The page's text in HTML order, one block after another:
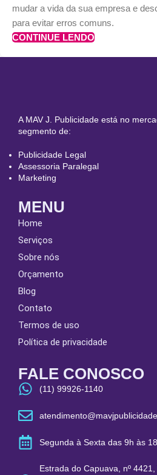
mudar a vida da sua empresa e
para evitar erros comuns.
CONTINUE LENDO
A MAV J. Publicidade está no
segmento de:
Publicidade Legal
Assessoria Paralegal
Marketing
MENU
Home
Serviços
Sobre nós
Orçamento
Blog
Contato
Termos de uso
Política de privacidade
FALE CONOSCO
(11) 99926-1140
Segunda à Sexta das 9h às
Estrada do Capuava, nº